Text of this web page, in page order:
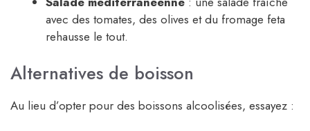
avec des tomates, des olives et du fromage feta
rehausse le tout.
Alternatives de boisson
Au lieu d’opter pour des boissons alcoolisées, essayez :